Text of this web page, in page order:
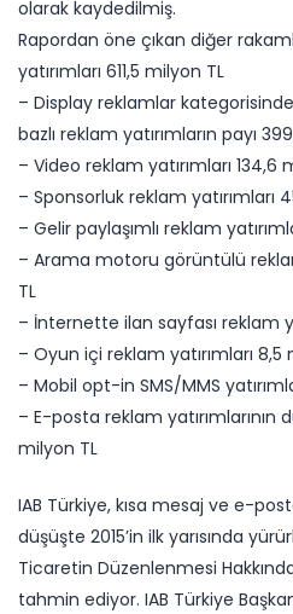
olarak kaydedilmiş.
Rapordan öne çıkan diğer
yatırımları 611,5 milyon TL
– Display reklamlar
bazlı reklam yatırımların payı
– Video reklam yatırımları 134,6
– Sponsorluk reklam yatırımları
– Gelir paylaşımlı reklam
– Arama motoru görüntülü
TL
– İnternette ilan sayfası reklam
– Oyun içi reklam yatırımları 8,5
– Mobil opt-in SMS/MMS
– E-posta reklam yatırımlarının
milyon TL
IAB Türkiye, kısa mesaj ve e-
düşüşte 2015’in ilk yarısında
Ticaretin Düzenlenmesi
tahmin ediyor. IAB Türkiye